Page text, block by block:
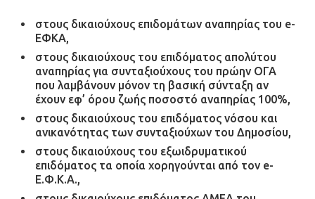
στους δικαιούχους επιδομάτων αναπηρίας του e-
ΕΦΚΑ,
στους δικαιούχους του επιδόματος απολύτου
αναπηρίας για συνταξιούχους του πρώην ΟΓΑ
που λαμβάνουν μόνον τη βασική σύνταξη αν
έχουν εφ’ όρου ζωής ποσοστό αναπηρίας 100%,
στους δικαιούχους του επιδόματος νόσου και
ανικανότητας των συνταξιούχων του Δημοσίου,
στους δικαιούχους του εξωιδρυματικού
επιδόματος τα οποία χορηγούνται από τον e-
Ε.Φ.Κ.Α.,